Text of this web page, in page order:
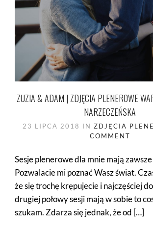
ZUZIA & ADAM | ZDJĘCIA PLENEROWE
NARZECZEŃSKA
23 LIPCA 2018 IN ZDJĘCIA
COMMENT
Sesje plenerowe dla mnie mają
Pozwalacie mi poznać Wasz świat.
że się trochę krępujecie i najczęściej
drugiej połowy sesji mają w sobie to
szukam. Zdarza się jednak, że od […]